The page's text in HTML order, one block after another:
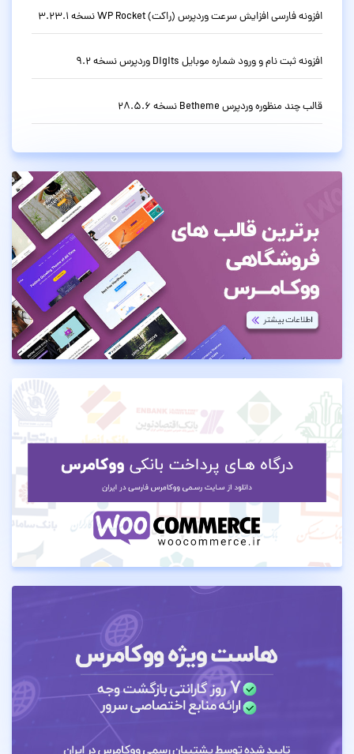
افزونه فارسی افزایش سرعت وردپرس (راکت) WP Rocket نسخه 3.23.1
افزونه ثبت نام و ورود شماره موبایل Digits وردپرس نسخه 9.2
قالب چند منظوره وردپرس Betheme نسخه 28.5.6